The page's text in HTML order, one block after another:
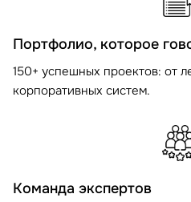
Портфолио, которое
150+ успешных проектов: от
корпоративных систем.
Команда экспертов